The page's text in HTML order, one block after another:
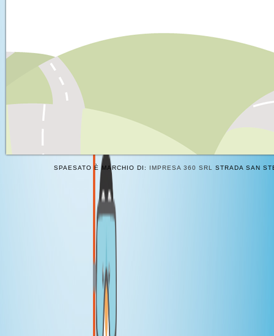
SPAESATO È MARCHIO DI: IMPRESA 360 SRL STRADA SAN